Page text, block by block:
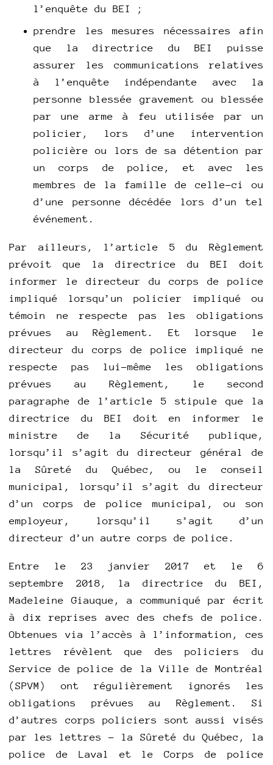
l’enquête du BEI ;
prendre les mesures nécessaires afin
que la directrice du BEI puisse
assurer les communications relatives
à l’enquête indépendante avec la
personne blessée gravement ou blessée
par une arme à feu utilisée par un
policier, lors d’une intervention
policière ou lors de sa détention par
un corps de police, et avec les
membres de la famille de celle-ci ou
d’une personne décédée lors d’un tel
événement.
Par ailleurs, l’article 5 du Règlement
prévoit que la directrice du BEI doit
informer le directeur du corps de police
impliqué lorsqu’un policier impliqué ou
témoin ne respecte pas les obligations
prévues au Règlement. Et lorsque le
directeur du corps de police impliqué ne
respecte pas lui-même les obligations
prévues au Règlement, le second
paragraphe de l’article 5 stipule que la
directrice du BEI doit en informer le
ministre de la Sécurité publique,
lorsqu’il s’agit du directeur général de
la Sûreté du Québec, ou le conseil
municipal, lorsqu’il s’agit du directeur
d’un corps de police municipal, ou son
employeur, lorsqu’il s’agit d’un
directeur d’un autre corps de police.
Entre le 23 janvier 2017 et le 6
septembre 2018, la directrice du BEI,
Madeleine Giauque, a communiqué par écrit
à dix reprises avec des chefs de police.
Obtenues via l’accès à l’information, ces
lettres révèlent que des policiers du
Service de police de la Ville de Montréal
(SPVM) ont régulièrement ignorés les
obligations prévues au Règlement. Si
d’autres corps policiers sont aussi visés
par les lettres – la Sûreté du Québec, la
police de Laval et le Corps de police